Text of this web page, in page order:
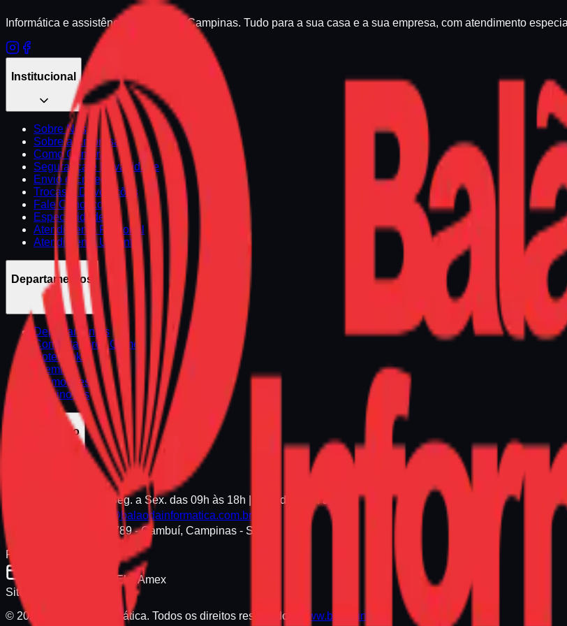
Informática e assistência técnica em Campinas. Tudo para a sua casa e a sua empresa, com atendimento
Institucional
Sobre Nós
Sobre a Empresa
Como Comprar
Segurança e Privacidade
Envio e Entrega
Trocas e Devoluções
Fale Conosco
Especialidades
Atendimento Regional
Atendimento Urgente
Departamentos
Departamentos
Computadores Gamer
Notebooks
Premium
Promoções
Seminovos
Atendimento
Seg. a Sex. das 09h às 18h | Sáb. das 09h às 13h
balaocastelo@balaodainformatica.com.br
Av. Anchieta, 789 - Cambuí, Campinas - SP
Formas de Pagamento
Pix, Visa, Master, Elo, Amex
Site Seguro
© 2026 Balão da Informática. Todos os direitos reservados.
www.balao.info